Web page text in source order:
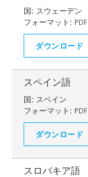
国: スウェーデン
フォーマット: PDF
ダウンロード
スペイン語
国: スペイン
フォーマット: PDF
ダウンロード
スロバキア語